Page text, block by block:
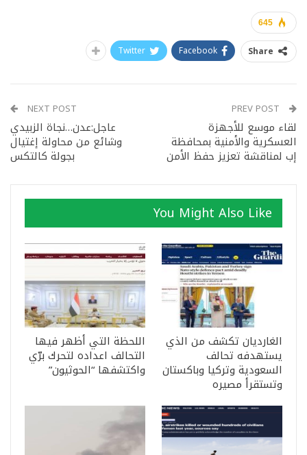
645
Share
Facebook
Twitter
لقاء موسع للأجهزة
العسكرية والأمنية بمحافظة
إب لمناقشة تعزيز حفظ الأمن
NEXT POST
عاجل:عدن…نجاة الزبيدي
وشائع من محاولة إغتيال
بجولة كالتكس
You Might Also Like
الغارديان تكشف من الذي
يستهدفه تحالف
السعودية وتركيا وباكستان
وتستقرأ مصيره
اللحظة التي أظهر فيها
التحالف اعداده لتحرك برّي
واكتشفها “الحوثيون”